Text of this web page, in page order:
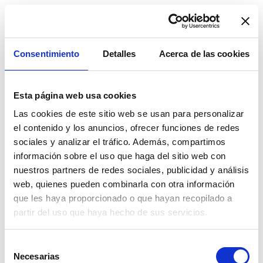
Consentimiento Detalles Acerca de las cookies
Esta página web usa cookies
Las cookies de este sitio web se usan para personalizar
el contenido y los anuncios, ofrecer funciones de redes
sociales y analizar el tráfico. Además, compartimos
información sobre el uso que haga del sitio web con
nuestros partners de redes sociales, publicidad y análisis
web, quienes pueden combinarla con otra información
que les haya proporcionado o que hayan recopilado a
partir del uso que haya hecho de sus servicios.
process your information.
Necesarias
Impresión gran formato:
cómo elegir el soporte
adecuado para tu campaña
Jun 03, 2026
Por Dpt. Comunicación